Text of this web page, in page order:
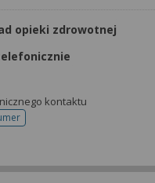
opieki zdrowotnej
kontaktu
do rejestracji